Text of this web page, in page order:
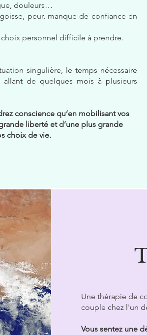
douleurs…
peur, manque de confiance en
personnel difficile à prendre.
singulière, le temps nécessaire
de quelques mois à plusieurs
conscience qu’en mobilisant vos
liberté et d’une plus grande
choix de vie.
Une thérapie de
couple chez l'un
Vous sentez une